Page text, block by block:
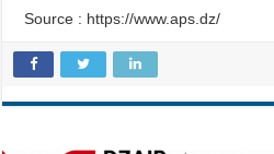
Source : https://www.aps.dz/